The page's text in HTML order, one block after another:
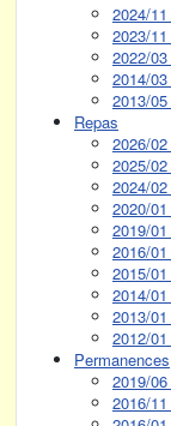
2024/
2023/
2022/
2014/
2013/
Repas
2026/
2025/
2024/
2020/
2019/
2016/
2015/
2014/
2013/
2012/
Permanences
2019/
2016/